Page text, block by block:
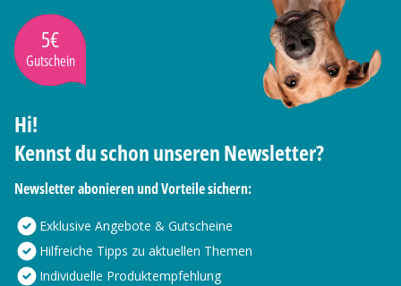
5€
Gutschein
Hi!
Kennst du schon unseren Newsletter?
Newsletter abonieren und Vorteile sichern:
Exklusive Angebote & Gutscheine
Hilfreiche Tipps zu aktuellen Themen
Individuelle Produktempfehlung